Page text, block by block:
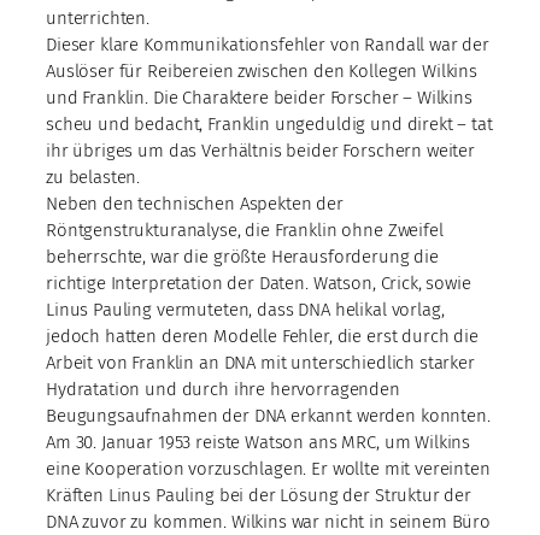
unterrichten.
Dieser klare Kommunikationsfehler von Randall war der
Auslöser für Reibereien zwischen den Kollegen Wilkins
und Franklin. Die Charaktere beider Forscher – Wilkins
scheu und bedacht, Franklin ungeduldig und direkt – tat
ihr übriges um das Verhältnis beider Forschern weiter
zu belasten.
Neben den technischen Aspekten der
Röntgenstrukturanalyse, die Franklin ohne Zweifel
beherrschte, war die größte Herausforderung die
richtige Interpretation der Daten. Watson, Crick, sowie
Linus Pauling vermuteten, dass DNA helikal vorlag,
jedoch hatten deren Modelle Fehler, die erst durch die
Arbeit von Franklin an DNA mit unterschiedlich starker
Hydratation und durch ihre hervorragenden
Beugungsaufnahmen der DNA erkannt werden konnten.
Am 30. Januar 1953 reiste Watson ans MRC, um Wilkins
eine Kooperation vorzuschlagen. Er wollte mit vereinten
Kräften Linus Pauling bei der Lösung der Struktur der
DNA zuvor zu kommen. Wilkins war nicht in seinem Büro